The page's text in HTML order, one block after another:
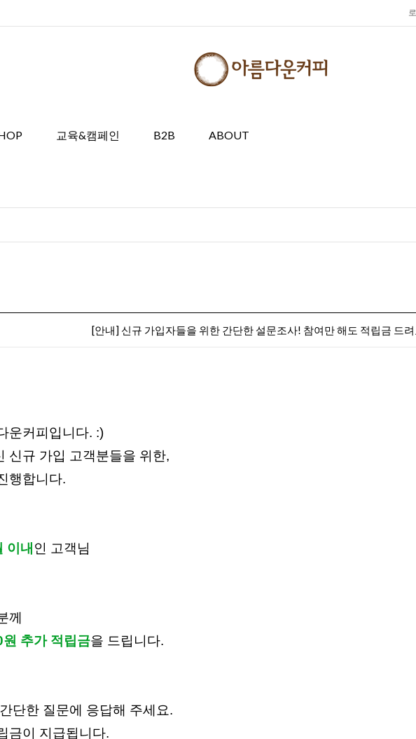
교육&캠페인 B2B ABOUT
[안내] 신규 가입자들을 위한 간단한 설문조사! 참여만 해도 적립금 드려
운커피입니다. :)
신규 가입 고객분들을 위한,
행합니다.
이내 인 고객님
께
추가 적립금을 드립니다.
단한 질문에 응답해 주세요.
금이 지급됩니다.